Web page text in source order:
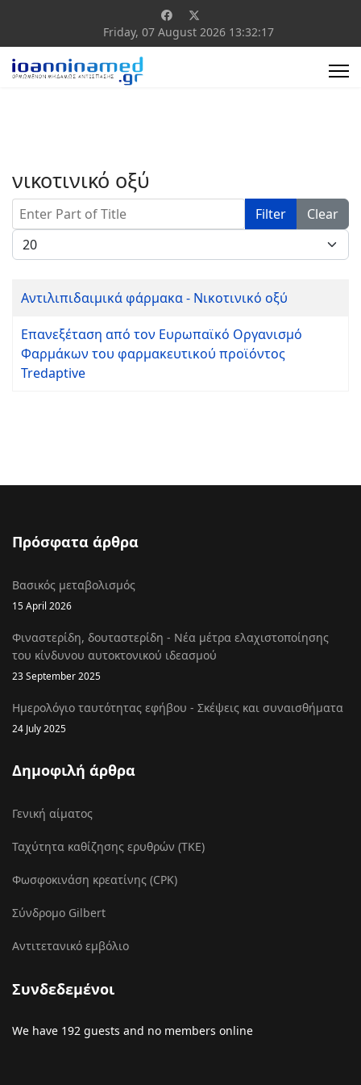
Friday, 07 August 2026 13:32:17
νικοτινικό οξύ
Enter Part of Title Filter
Clear
Display #
Αντιλιπιδαιμικά φάρμακα - Νικοτινικό οξύ
Επανεξέταση από τον Ευρωπαϊκό Οργανισμό
Φαρμάκων του φαρμακευτικού προϊόντος
Tredaptive
Πρόσφατα άρθρα
Βασικός μεταβολισμός
15 April 2026
Φιναστερίδη, δουταστερίδη - Νέα μέτρα ελαχιστοποίησης
του κίνδυνου αυτοκτονικού ιδεασμού
23 September 2025
Ημερολόγιο ταυτότητας εφήβου - Σκέψεις και συναισθήματα
24 July 2025
Δημοφιλή άρθρα
Γενική αίματος
Ταχύτητα καθίζησης ερυθρών (ΤΚΕ)
Φωσφοκινάση κρεατίνης (CPK)
Σύνδρομο Gilbert
Αντιτετανικό εμβόλιο
Συνδεδεμένοι
We have 192 guests and no members online